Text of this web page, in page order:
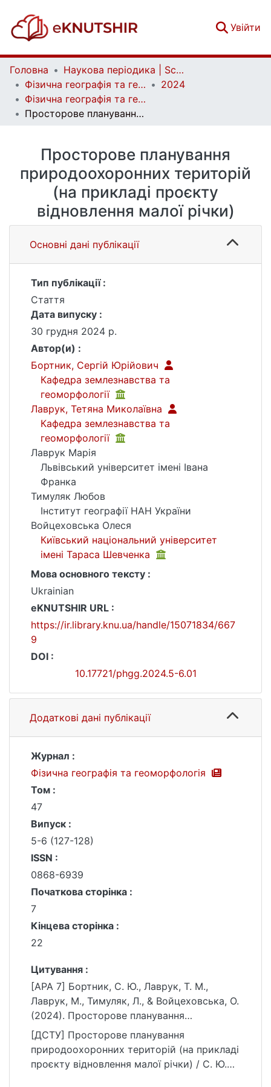
Увійти
Головна
Наукова періодика | Scientific periodicals
Фізична географія та геоморфологія | Physical Geography and Geomorphology
2024
Фізична географія та геоморфологія. Том 47, вип. 5-6 (127-128)
Просторове планування природоохоронних територій (на прикладі проєкту відновлення малої річки)
Просторове планування
природоохоронних територій
(на прикладі проєкту
відновлення малої річки)
Основні дані публікації
Тип публікації :
Стаття
Дата випуску :
30 грудня 2024 р.
Автор(и) :
Бортник, Сергій Юрійович
Кафедра землезнавства та
геоморфології
Лаврук, Тетяна Миколаївна
Кафедра землезнавства та
геоморфології
Лаврук Марія
Львівський університет імені Івана
Франка
Тимуляк Любов
Інститут географії НАН України
Войцеховська Олеся
Київський національний університет
імені Тараса Шевченка
Мова основного тексту :
Ukrainian
eKNUTSHIR URL :
https://ir.library.knu.ua/handle/15071834/667
9
DOI :
10.17721/phgg.2024.5-6.01
Додаткові дані публікації
Журнал :
Фізична географія та геоморфологія
Том :
47
Випуск :
5-6 (127-128)
ISSN :
0868-6939
Початкова сторінка :
7
Кінцева сторінка :
22
Цитування :
[APA 7] Бортник, С. Ю., Лаврук, Т. М.,
Лаврук, М., Тимуляк, Л., & Войцеховська, О.
(2024). Просторове планування
природоохоронних територій (на прикладі
проєкту відновлення малої річки). Фізична
географія та геоморфологія, 47(5-6 (127-
128)), 7–22.
[ДСТУ] Просторове планування
природоохоронних територій (на прикладі
проєкту відновлення малої річки) / С. Ю.